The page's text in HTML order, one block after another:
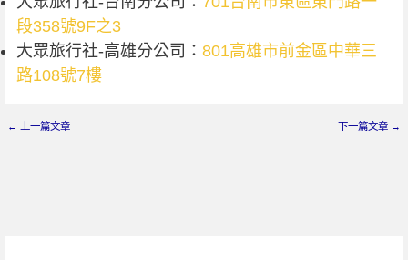
段358號9F之3
大眾旅行社-高雄分公司： 801高雄市前金區中華三
路108號7樓
← 上一篇文章 下一篇文章 →